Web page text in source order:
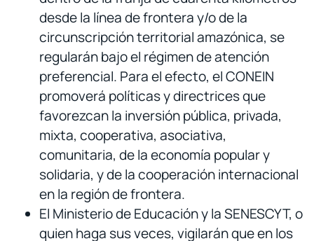
desde la línea de frontera y/o de la
circunscripción territorial amazónica, se
regularán bajo el régimen de atención
preferencial. Para el efecto, el CONEIN
promoverá políticas y directrices que
favorezcan la inversión pública, privada,
mixta, cooperativa, asociativa,
comunitaria, de la economía popular y
solidaria, y de la cooperación internacional
en la región de frontera.
El Ministerio de Educación y la SENESCYT, o
quien haga sus veces, vigilarán que en los